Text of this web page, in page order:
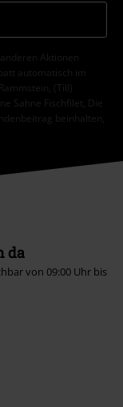
Aktionen
automatisch im
(Till)
Sahne Fischfilet, Die
beinhalten,
da
von 09:00 Uhr bis